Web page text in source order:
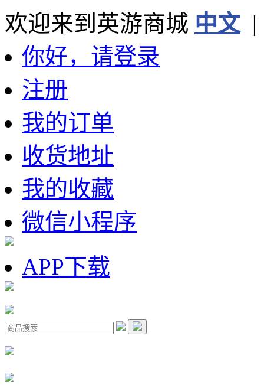
欢迎来到英游商城 中文
你好，请登录
注册
我的订单
收货地址
我的收藏
微信小程序
APP下载